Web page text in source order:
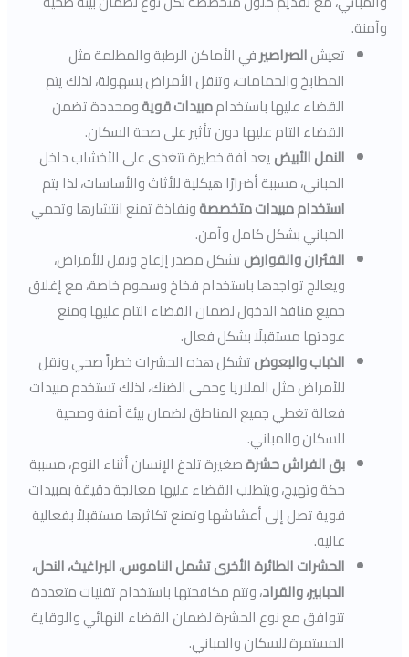
وآمنة.
تعيشالصراصيرفي الأماكن الرطبة والمظلمة مثل
المطابخ والحمامات، وتنقل الأمراض بسهولة، لذلك يتم
القضاء عليها باستخداممبيدات قويةومحددة تضمن
القضاء التام عليها دون تأثير على صحة السكان.
النمل الأبيضيعد آفة خطيرة تتغذى على الأخشاب داخل
المباني، مسببة أضرارًا هيكلية للأثاث والأساسات، لذا يتم
استخدام مبيدات متخصصةونفاذة تمنع انتشارها وتحمي
المباني بشكل كامل وآمن.
الفئران والقوارضتشكل مصدر إزعاج ونقل للأمراض،
ويعالج تواجدها باستخدام فخاخ وسموم خاصة، مع إغلاق
جميع منافذ الدخول لضمان القضاء التام عليها ومنع
عودتها مستقبلًا بشكل فعال.
الذباب والبعوضتشكل هذه الحشرات خطراً صحي ونقل
للأمراض مثل الملاريا وحمى الضنك، لذلك تستخدم مبيدات
فعالة تغطي جميع المناطق لضمان بيئة آمنة وصحية
للسكان والمباني.
بق الفراش حشرةصغيرة تلدغ الإنسان أثناء النوم، مسببة
حكة وتهيج، ويتطلب القضاء عليها معالجة دقيقة بمبيدات
قوية تصل إلى أعشاشها وتمنع تكاثرها مستقبلاً بفعالية
عالية.
الحشرات الطائرة الأخرى تشمل الناموس، البراغيث، النحل،
الدبابير، والقراد، وتتم مكافحتها باستخدام تقنيات متعددة
تتوافق مع نوع الحشرة لضمان القضاء النهائي والوقاية
المستمرة للسكان والمباني.